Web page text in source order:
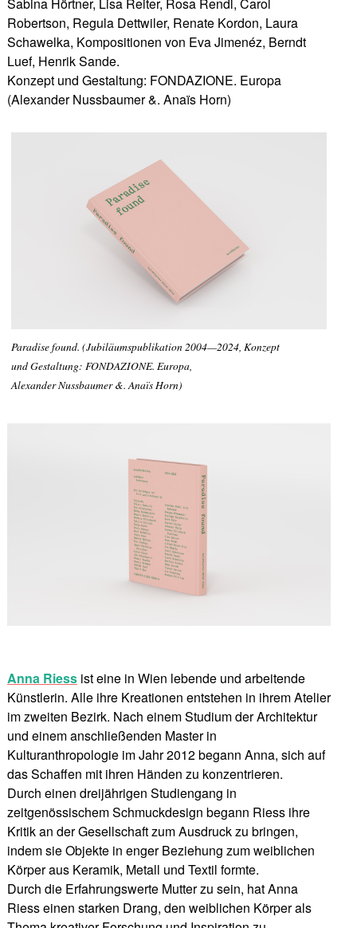
Robertson, Regula Dettwiler, Renate Kordon, Laura
Schawelka, Kompositionen von Eva Jimenéz, Berndt
Luef, Henrik Sande.
Konzept und Gestaltung: FONDAZIONE. Europa
(Alexander Nussbaumer &. Anaïs Horn)
Paradise found. (Jubiläumspublikation 2004—2024, Konzept
und Gestaltung: FONDAZIONE. Europa,
Alexander Nussbaumer &. Anaïs Horn)
Anna Riessist eine in Wien lebende und arbeitende
Künstlerin. Alle ihre Kreationen entstehen in ihrem Atelier
im zweiten Bezirk. Nach einem Studium der Architektur
und einem anschließenden Master in
Kulturanthropologie im Jahr 2012 begann Anna, sich auf
das Schaffen mit ihren Händen zu konzentrieren.
Durch einen dreijährigen Studiengang in
zeitgenössischem Schmuckdesign begann Riess ihre
Kritik an der Gesellschaft zum Ausdruck zu bringen,
indem sie Objekte in enger Beziehung zum weiblichen
Körper aus Keramik, Metall und Textil formte.
Durch die Erfahrungswerte Mutter zu sein, hat Anna
Riess einen starken Drang, den weiblichen Körper als